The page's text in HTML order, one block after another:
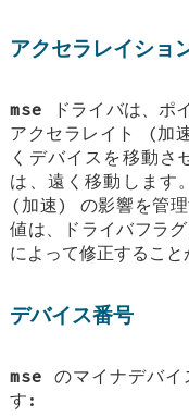
アクセラレイシ
mse ドライバは、ポ
アクセラレイト (加
くデバイスを移動さ
は、遠く移動します
(加速) の影響を管理
値は、ドライバフ
によって修正すること
デバイス番号
mse のマイナデバイ
す: